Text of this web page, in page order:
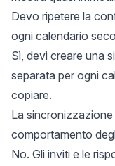
Devo ripetere la
ogni calendario
Sì, devi creare una
separata per ogni
copiare.
La
comportamento
No. Gli inviti e le